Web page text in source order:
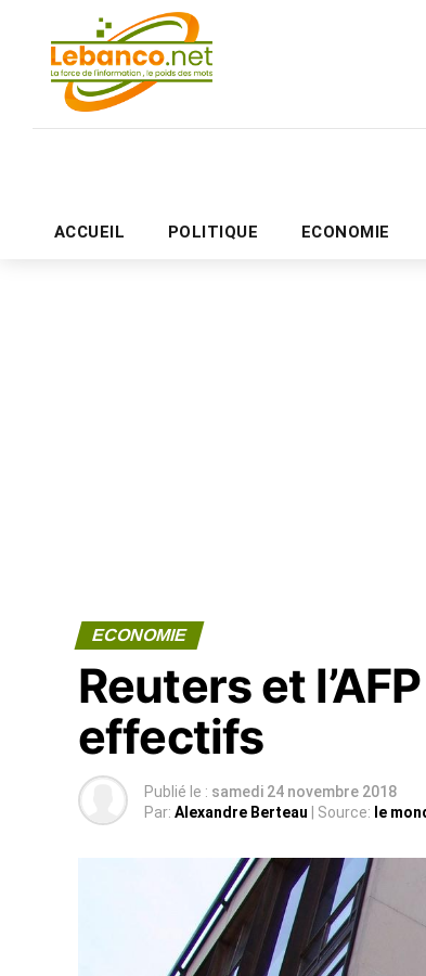
ACCUEIL POLITIQUE ECONOMIE
ECONOMIE
Reuters et
effectifs
Publié le : samedi 24 novembre 2018
Par: Alexandre Berteau | Source: le